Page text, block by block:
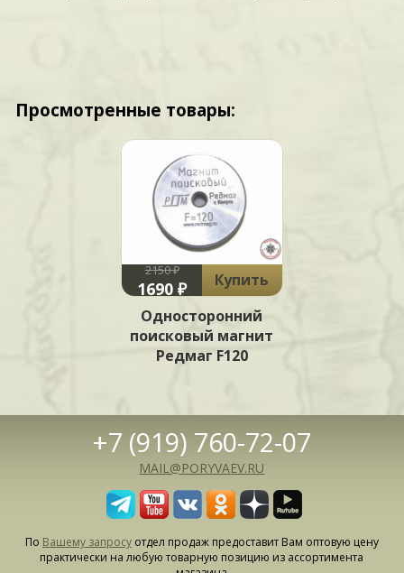
Просмотренные товары:
2150 ₽
1690 ₽
Купить
Односторонний
поисковый магнит
Редмаг F120
+7 (919) 760-72-07
MAIL@PORYVAEV.RU
По Вашему запросуотдел продаж предоставит Вам оптовую цену
практически на любую товарную позицию из ассортимента